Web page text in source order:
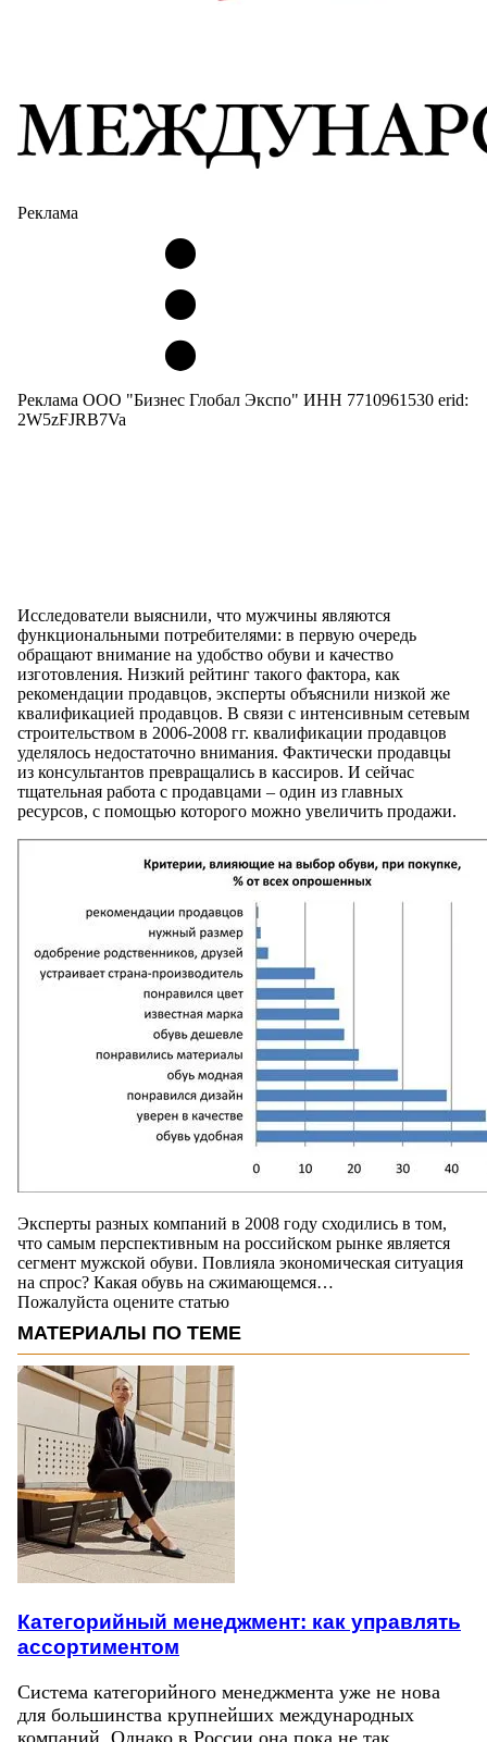
Реклама
Реклама ООО "Бизнес Глобал Экспо" ИНН 7710961530 erid:
2W5zFJRB7Va
Исследователи выяснили, что мужчины являются
функциональными потребителями: в первую очередь
обращают внимание на удобство обуви и качество
изготовления. Низкий рейтинг такого фактора, как
рекомендации продавцов, эксперты объяснили низкой же
квалификацией продавцов. В связи с интенсивным сетевым
строительством в 2006-2008 гг. квалификации продавцов
уделялось недостаточно внимания. Фактически продавцы
из консультантов превращались в кассиров. И сейчас
тщательная работа с продавцами – один из главных
ресурсов, с помощью которого можно увеличить продажи.
Эксперты разных компаний в 2008 году сходились в том,
что самым перспективным на российском рынке является
сегмент мужской обуви. Повлияла экономическая ситуация
на спрос? Какая обувь на сжимающемся…
Пожалуйста оцените статью
МАТЕРИАЛЫ ПО ТЕМЕ
Категорийный менеджмент: как управлять
ассортиментом
Система категорийного менеджмента уже не нова
для большинства крупнейших международных
компаний. Однако в России она пока не так